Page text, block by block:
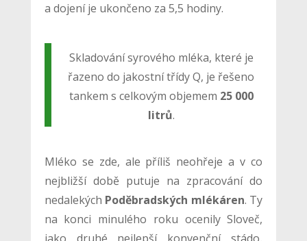
a dojení je ukončeno za 5,5 hodiny.
Skladování syrového mléka, které je
řazeno do jakostní třídy Q, je řešeno
tankem s celkovým objemem 25 000
litrů.
Mléko se zde, ale příliš neohřeje a v co
nejbližší době putuje na zpracování do
nedalekých Poděbradských mlékáren. Ty
na konci minulého roku ocenily Sloveč,